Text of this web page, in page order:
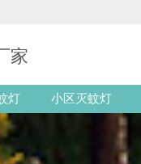
家
灯 小区灭蚊灯